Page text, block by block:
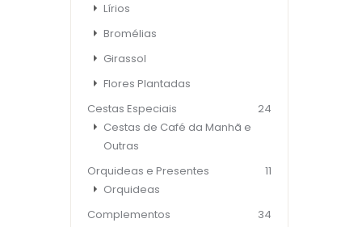
Lírios
Bromélias
Girassol
Flores Plantadas
Cestas Especiais
24
Cestas de Café da Manhã e
Outras
Orquideas e Presentes
11
Orquideas
Complementos
34